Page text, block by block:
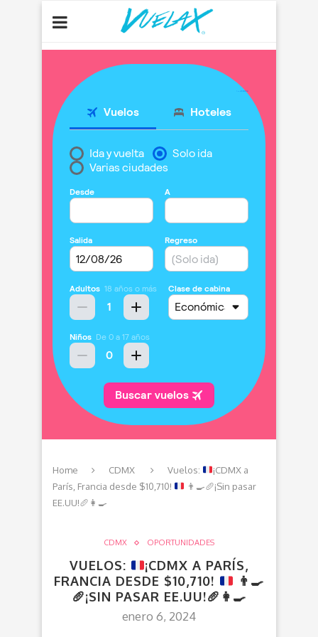
Home CDMX Vuelos:
¡CDMX a
París, Francia desde $10,710!
👨‍🍳🥖¡Sin pasar
EE.UU!🥖 👩‍🍳
CDMX OPORTUNIDADES
VUELOS:
¡CDMX A PARÍS,
FRANCIA DESDE $10,710!
👨‍🍳
🥖¡SIN PASAR EE.UU!🥖 👩‍🍳
enero 6, 2024